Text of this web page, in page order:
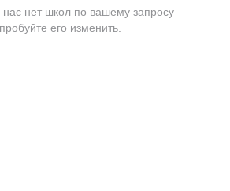
нет школ по вашему запросу —
его изменить.